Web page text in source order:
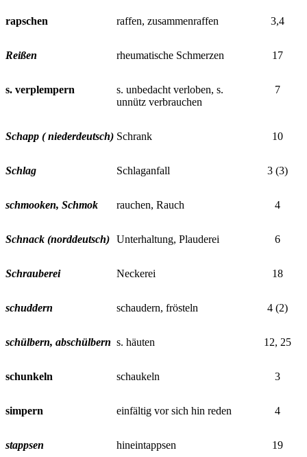
rapschen raffen, zusammenraffen 3,4
Reißen rheumatische Schmerzen 17
s. verplempern
s. unbedacht verloben, s.
unnütz verbrauchen
7
Schapp ( niederdeutsch) Schrank 10
Schlag Schlaganfall 3 (3)
schmooken, Schmok rauchen, Rauch 4
Schnack (norddeutsch) Unterhaltung, Plauderei 6
Schrauberei Neckerei 18
schuddern schaudern, frösteln 4 (2)
schülbern, abschülbern s. häuten 12, 25
schunkeln schaukeln 3
simpern einfältig vor sich hin reden 4
stappsen hineintappsen 19